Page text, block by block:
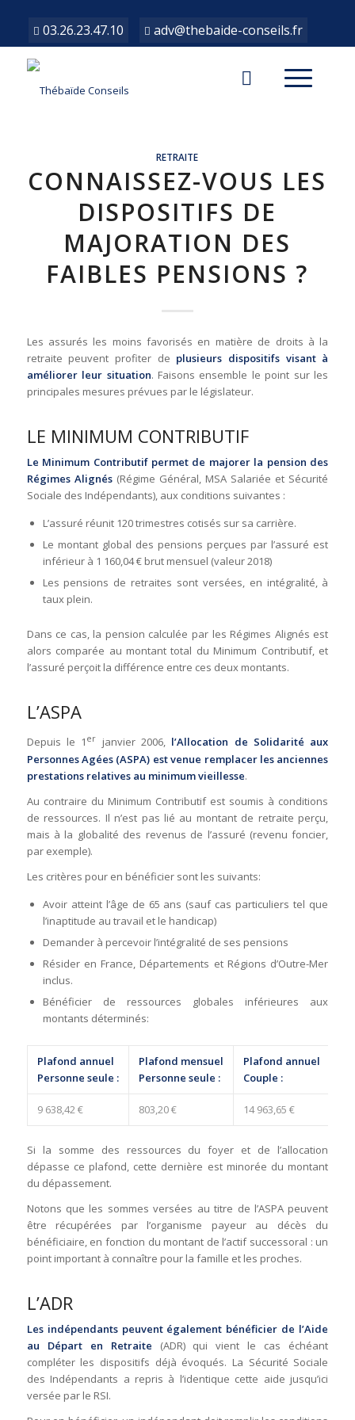
03.26.23.47.10 adv@thebaide-conseils.fr
RETRAITE
CONNAISSEZ-VOUS LES
DISPOSITIFS DE
MAJORATION DES
FAIBLES PENSIONS ?
Les assurés les moins favorisés en matière de droits à la
retraite peuvent profiter de plusieurs dispositifs visant à
améliorer leur situation. Faisons ensemble le point sur les
principales mesures prévues par le législateur.
LE MINIMUM CONTRIBUTIF
Le Minimum Contributif permet de majorer la pension des
Régimes Alignés (Régime Général, MSA Salariée et Sécurité
Sociale des Indépendants), aux conditions suivantes :
L’assuré réunit 120 trimestres cotisés sur sa carrière.
Le montant global des pensions perçues par l’assuré est
inférieur à 1 160,04 € brut mensuel (valeur 2018)
Les pensions de retraites sont versées, en intégralité, à
taux plein.
Dans ce cas, la pension calculée par les Régimes Alignés est
alors comparée au montant total du Minimum Contributif, et
l’assuré perçoit la différence entre ces deux montants.
L’ASPA
Depuis le 1 er janvier 2006, l’Allocation de Solidarité aux
Personnes Agées (ASPA) est venue remplacer les anciennes
prestations relatives au minimum vieillesse.
Au contraire du Minimum Contributif est soumis à conditions
de ressources. Il n’est pas lié au montant de retraite perçu,
mais à la globalité des revenus de l’assuré (revenu foncier,
par exemple).
Les critères pour en bénéficier sont les suivants:
Avoir atteint l’âge de 65 ans (sauf cas particuliers tel que
l’inaptitude au travail et le handicap)
Demander à percevoir l’intégralité de ses pensions
Résider en France, Départements et Régions d’Outre-Mer
inclus.
Bénéficier de ressources globales inférieures aux
montants déterminés:
Plafond annuel
Personne seule :
Plafond mensuel
Personne seule :
Plafond annuel
Couple :
​9 638,42 € ​803,20 € ​14 963,65 €
Si la somme des ressources du foyer et de l’allocation
dépasse ce plafond, cette dernière est minorée du montant
du dépassement.
Notons que les sommes versées au titre de l’ASPA peuvent
être récupérées par l’organisme payeur au décès du
bénéficiaire, en fonction du montant de l’actif successoral : un
point important à connaître pour la famille et les proches.
L’ADR
Les indépendants peuvent également bénéficier de l’Aide
au Départ en Retraite (ADR) qui vient le cas échéant
compléter les dispositifs déjà évoqués. La Sécurité Sociale
des Indépendants a repris à l’identique cette aide jusqu’ici
versée par le RSI.